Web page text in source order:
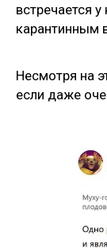
встречается
карантинным
Несмотря на
если даже